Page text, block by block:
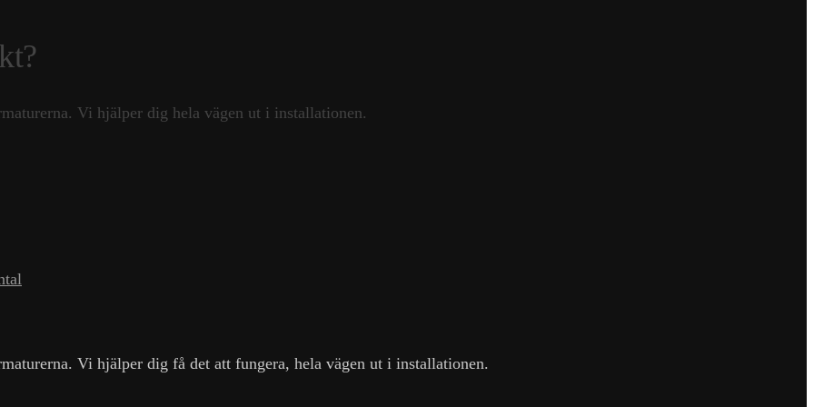
Vi hjälper dig hela vägen ut i installationen.
Vi hjälper dig få det att fungera, hela vägen ut i installationen.